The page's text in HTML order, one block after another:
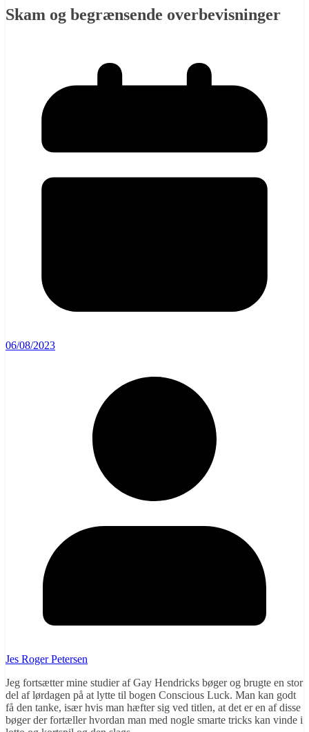
Skam og begrænsende overbevisninger
06/08/2023
Jes Roger Petersen
Jeg fortsætter mine studier af Gay Hendricks bøger og brugte en stor
del af lørdagen på at lytte til bogen Conscious Luck. Man kan godt
få den tanke, især hvis man hæfter sig ved titlen, at det er en af disse
bøger der fortæller hvordan man med nogle smarte tricks kan vinde i